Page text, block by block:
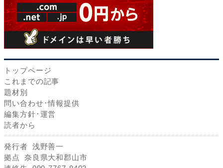
トップページ
これまでの記事
題材別
問い合わせ･情報提供
編集方針･運営
読者から
発行者 浅野善一
拠点
奈良県大和郡山市